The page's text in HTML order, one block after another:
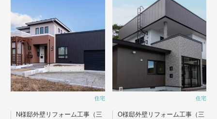
住宅 住宅
N様邸外壁リフォーム工事（三
O様邸外壁リフォーム工事（三